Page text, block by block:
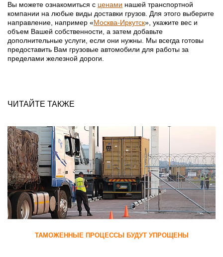
Вы можете ознакомиться с ценами нашей транспортной
компании на любые виды доставки грузов. Для этого выберите
направление, например «Москва-Иркутск», укажите вес и
объем Вашей собственности, а затем добавьте
дополнительные услуги, если они нужны. Мы всегда готовы
предоставить Вам грузовые автомобили для работы за
пределами железной дороги.
ЧИТАЙТЕ ТАКЖЕ
ТАМОЖЕННЫЕ ПРОЦЕССЫ БУДУТ УПРОЩЕНЫ